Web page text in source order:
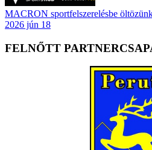
MACRON sportfelszerelésbe
2026 jún 18
FELNŐTT